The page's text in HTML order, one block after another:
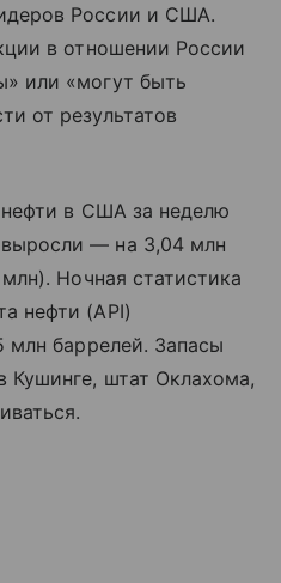
России и США.
в отношении России
или «могут быть
от результатов
в США за неделю
— на 3,04 млн
Ночная статистика
нефти (API)
млн баррелей. Запасы
штат Оклахома,